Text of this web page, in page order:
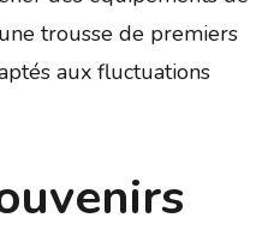
trousse de premiers
aux fluctuations